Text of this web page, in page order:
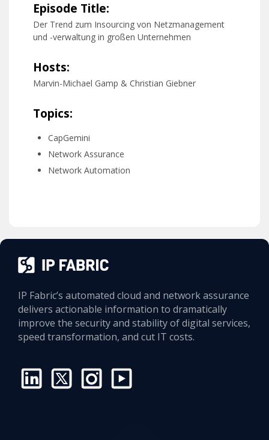
Episode Title:
Der Trend zum Insourcing von Netzmanagement
und -verwaltung in großen Unternehmen
Hosts:
Marvin-Michael Gamp & Christian Giebner
Topics:
CapGemini
Network Assurance
Network Automation
IP Fabric’s automated cloud and network assurance
delivers actionable information to dramatically
improve the security and stability of digital services,
speed transformation, and cut IT costs.